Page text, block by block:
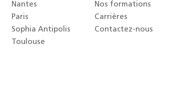
Nantes
Paris
Sophia Antipolis
Toulouse
Nos formations
Carrières
Contactez-nous